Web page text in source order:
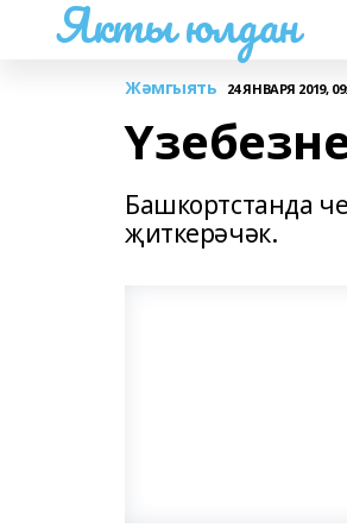
Якты юлдан
Жәмгыять 24 ЯНВАРЯ 2019,
Башкортстанда
җиткерәчәк.